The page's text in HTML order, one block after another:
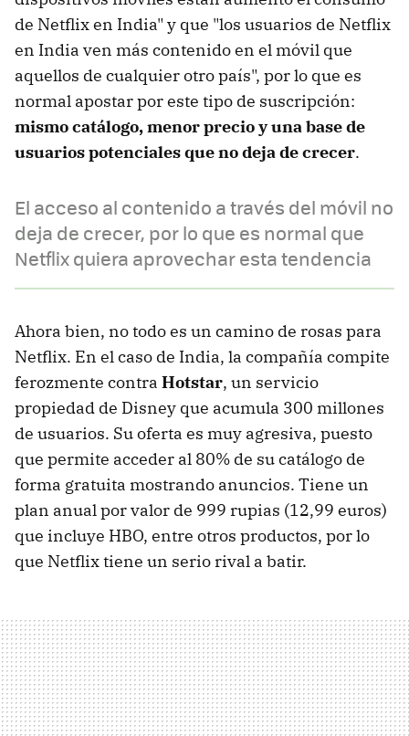
de Netflix en India" y que "los usuarios de Netflix
en India ven más contenido en el móvil que
aquellos de cualquier otro país", por lo que es
normal apostar por este tipo de suscripción:
mismo catálogo, menor precio y una base de
usuarios potenciales que no deja de crecer.
El acceso al contenido a través del móvil no
deja de crecer, por lo que es normal que
Netflix quiera aprovechar esta tendencia
Ahora bien, no todo es un camino de rosas para
Netflix. En el caso de India, la compañía compite
ferozmente contra Hotstar, un servicio
propiedad de Disney que acumula 300 millones
de usuarios. Su oferta es muy agresiva, puesto
que permite acceder al 80% de su catálogo de
forma gratuita mostrando anuncios. Tiene un
plan anual por valor de 999 rupias (12,99 euros)
que incluye HBO, entre otros productos, por lo
que Netflix tiene un serio rival a batir.